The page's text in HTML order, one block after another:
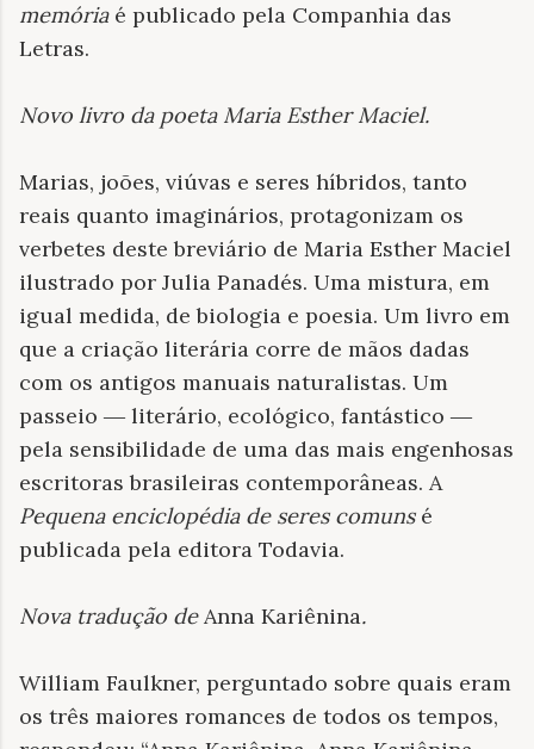
memóriaé publicado pela Companhia das
Letras.
Novo livro da poeta Maria Esther Maciel.
Marias, joões, viúvas e seres híbridos, tanto
reais quanto imaginários, protagonizam os
verbetes deste breviário de Maria Esther Maciel
ilustrado por Julia Panadés. Uma mistura, em
igual medida, de biologia e poesia. Um livro em
que a criação literária corre de mãos dadas
com os antigos manuais naturalistas. Um
passeio ― literário, ecológico, fantástico ―
pela sensibilidade de uma das mais engenhosas
escritoras brasileiras contemporâneas. A
Pequena enciclopédia de seres comunsé
publicada pela editora Todavia.
Nova tradução de Anna Kariênina.
William Faulkner, perguntado sobre quais eram
os três maiores romances de todos os tempos,